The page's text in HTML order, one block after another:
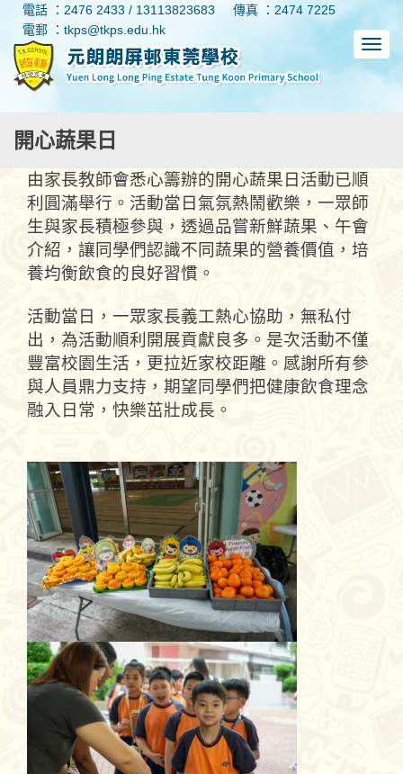
電話 ：2476 2433 / 13113823683
傳真 ：2474 7225
電郵 ：tkps@tkps.edu.hk
開心蔬果日
由家長教師會悉心籌辦的開心蔬果日活動已順
利圓滿舉行。活動當日氣氛熱鬧歡樂，一眾師
生與家長積極參與，透過品嘗新鮮蔬果、午會
介紹，讓同學們認識不同蔬果的營養價值，培
養均衡飲食的良好習慣。
活動當日，一眾家長義工熱心協助，無私付
出，為活動順利開展貢獻良多。是次活動不僅
豐富校園生活，更拉近家校距離。感謝所有參
與人員鼎力支持，期望同學們把健康飲食理念
融入日常，快樂茁壯成長。